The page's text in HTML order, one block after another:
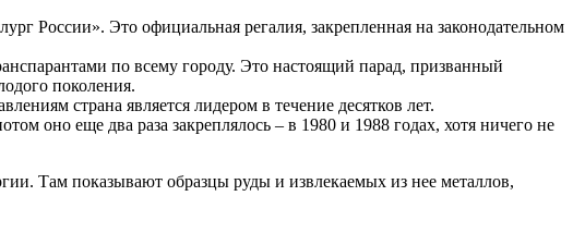
России». Это официальная регалия, закрепленная на законодательном
по всему городу. Это настоящий парад, призванный
поколения.
страна является лидером в течение десятков лет.
оно еще два раза закреплялось – в 1980 и 1988 годах, хотя ничего не
Там показывают образцы руды и извлекаемых из нее металлов,